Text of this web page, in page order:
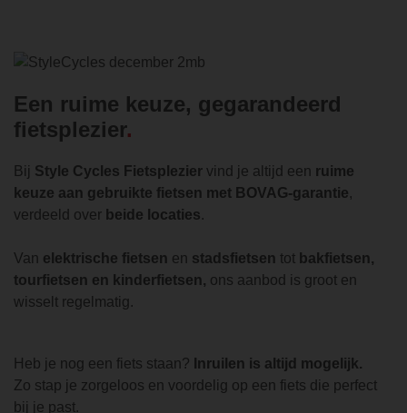
Een ruime keuze, gegarandeerd
fietsplezier
Bij Style Cycles Fietsplezier vind je altijd een ruime
keuze aan gebruikte fietsen met BOVAG-garantie,
verdeeld over beide locaties.
Van elektrische fietsen en stadsfietsen tot bakfietsen,
tourfietsen en kinderfietsen, ons aanbod is groot en
wisselt regelmatig.
Heb je nog een fiets staan? Inruilen is altijd mogelijk.
Zo stap je zorgeloos en voordelig op een fiets die perfect
bij je past.